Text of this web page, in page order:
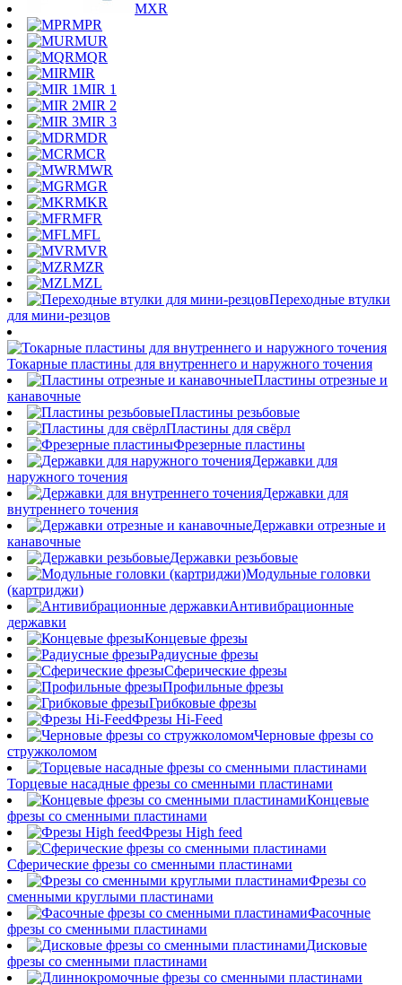
MXR
MPR
MUR
MQR
MIR
MIR 1
MIR 2
MIR 3
MDR
MCR
MWR
MGR
MKR
MFR
MFL
MVR
MZR
MZL
Переходные втулки
для мини-резцов
Токарные пластины для внутреннего и наружного точения
Пластины отрезные и
канавочные
Пластины резьбовые
Пластины для свёрл
Фрезерные пластины
Державки для
наружного точения
Державки для
внутреннего точения
Державки отрезные и
канавочные
Державки резьбовые
Модульные головки
(картриджи)
Антивибрационные
державки
Концевые фрезы
Радиусные фрезы
Сферические фрезы
Профильные фрезы
Грибковые фрезы
Фрезы Hi-Feed
Черновые фрезы со
стружколомом
Торцевые насадные фрезы со сменными пластинами
Концевые
фрезы со сменными пластинами
Фрезы High feed
Сферические фрезы со сменными пластинами
Фрезы со
сменными круглыми пластинами
Фасочные
фрезы со сменными пластинами
Дисковые
фрезы со сменными пластинами